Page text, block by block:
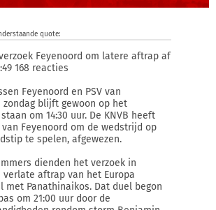
quote:
Feyenoord om latere aftrap af
168 reacties
Feyenoord en PSV van
zondag blijft gewoon op het
om 14:30 uur. De KNVB heeft
van Feyenoord om de wedstrijd op
te spelen, afgewezen.
dienden het verzoek in
verlate aftrap van het Europa
met Panathinaikos. Dat duel begon
om 21:00 uur door de